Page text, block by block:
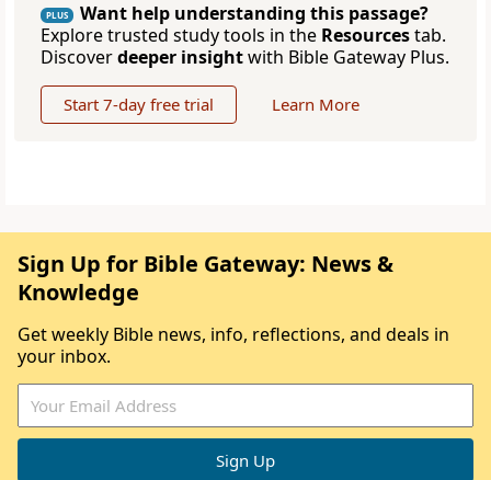
PLUS
Want help understanding this passage?
Explore trusted study tools in the Resourcestab.
Discoverdeeper insightwith Bible Gateway Plus.
Start 7-day free trial Learn More
Sign Up for Bible Gateway: News &
Knowledge
Get weekly Bible news, info, reflections, and deals in
your inbox.